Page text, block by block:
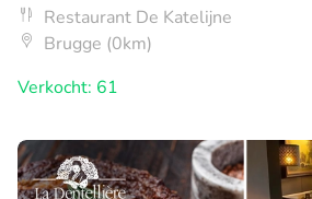
Restaurant De Katelijne
Brugge (0km)
Verkocht: 61